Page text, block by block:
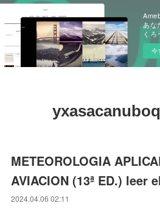
あな
くろ
今
METEOROLOGIA
AVIACION (13ª ED.) leer
2024.04.06 02:11